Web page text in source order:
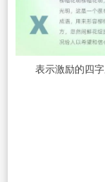
表示激励的四